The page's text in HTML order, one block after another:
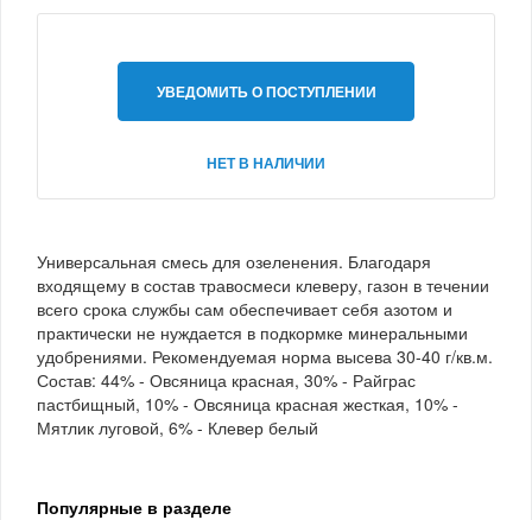
УВЕДОМИТЬ О ПОСТУПЛЕНИИ
НЕТ В НАЛИЧИИ
Универсальная смесь для озеленения. Благодаря
входящему в состав травосмеси клеверу, газон в течении
всего срока службы сам обеспечивает себя азотом и
практически не нуждается в подкормке минеральными
удобрениями. Рекомендуемая норма высева 30-40 г/кв.м.
Состав: 44% - Овсяница красная, 30% - Райграс
пастбищный, 10% - Овсяница красная жесткая, 10% -
Мятлик луговой, 6% - Клевер белый
Популярные в разделе